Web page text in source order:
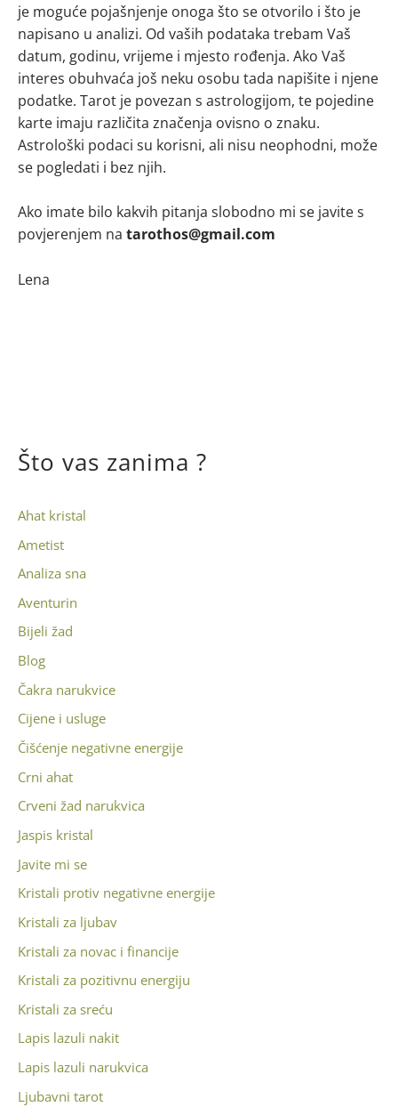
je moguće pojašnjenje onoga što se otvorilo i što je
napisano u analizi. Od vaših podataka trebam Vaš
datum, godinu, vrijeme i mjesto rođenja. Ako Vaš
interes obuhvaća još neku osobu tada napišite i njene
podatke. Tarot je povezan s astrologijom, te pojedine
karte imaju različita značenja ovisno o znaku.
Astrološki podaci su korisni, ali nisu neophodni, može
se pogledati i bez njih.
Ako imate bilo kakvih pitanja slobodno mi se javite s
povjerenjem na tarothos@gmail.com
Lena
Što vas zanima ?
Ahat kristal
Ametist
Analiza sna
Aventurin
Bijeli žad
Blog
Čakra narukvice
Cijene i usluge
Čišćenje negativne energije
Crni ahat
Crveni žad narukvica
Jaspis kristal
Javite mi se
Kristali protiv negativne energije
Kristali za ljubav
Kristali za novac i financije
Kristali za pozitivnu energiju
Kristali za sreću
Lapis lazuli nakit
Lapis lazuli narukvica
Ljubavni tarot